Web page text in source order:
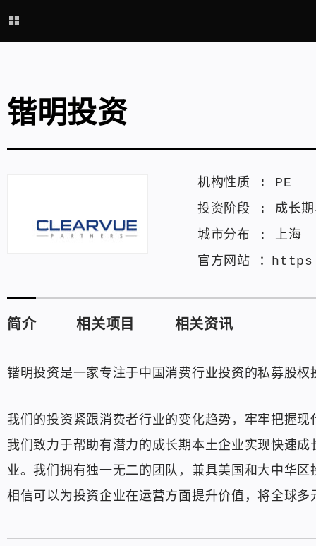
锴明投资
机构性质 : PE
投资阶段 : 成长期
城市分布 : 上海
官方网站 ：
简介 相关项目 相关资讯
锴明投资是一家专注于中国消费行业投资的私募股
我们的投资紧跟消费者行业的变化趋势，牢牢把握
我们致力于帮助有潜力的成长期本土企业实现快速
业。我们拥有独一无二的团队，兼具美国和大中华
相信可以为投资企业在运营方面提升价值，将全球